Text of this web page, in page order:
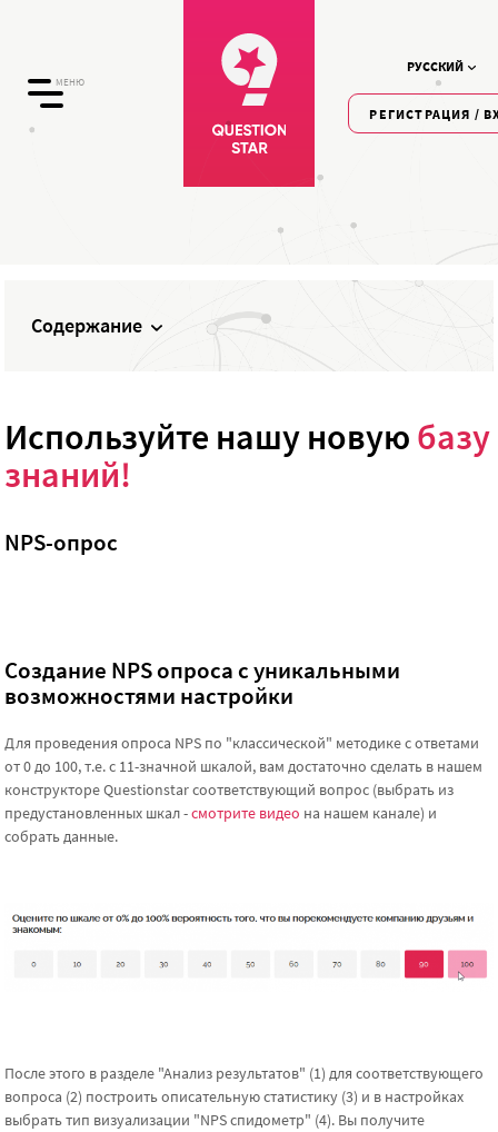
МЕНЮ
РУССКИЙ
РЕГИСТРАЦИЯ /
Содержание
Используйте нашу новую базу
знаний!
NPS-опрос
Создание NPS опроса с уникальными
возможностями настройки
Для проведения опроса NPS по "классической" методике с ответами
от 0 до 100, т.е. с 11-значной шкалой, вам достаточно сделать в нашем
конструкторе Questionstar соответствующий вопрос (выбрать из
предустановленных шкал -смотрите видео на нашем канале) и
собрать данные.
После этого в разделе "Анализ результатов" (1) для соответствующего
вопроса (2) построить описательную статистику (3) и в настройках
выбрать тип визуализации "NPS спидометр" (4). Вы получите